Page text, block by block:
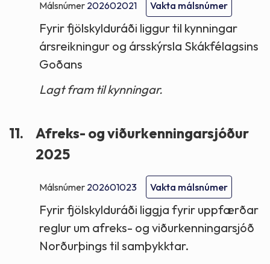
Málsnúmer 202602021 Vakta málsnúmer
Fyrir fjölskylduráði liggur til kynningar
ársreikningur og ársskýrsla Skákfélagsins
Goðans
Lagt fram til kynningar.
11.
Afreks- og viðurkenningarsjóður
2025
Málsnúmer 202601023 Vakta málsnúmer
Fyrir fjölskylduráði liggja fyrir uppfærðar
reglur um afreks- og viðurkenningarsjóð
Norðurþings til samþykktar.